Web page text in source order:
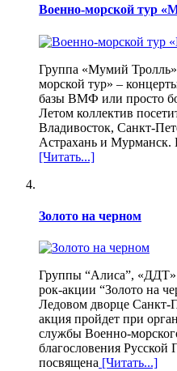
Военно-морской тур
Группа «Мумий Тролль»
морской тур» –
базы ВМФ или просто
Летом коллектив
Владивосток, Санкт-
Астрахань и Мурманск.
[Читать...]
Золото на черном
Группы “Алиса”,
рок-акции “Золото на
Ледовом дворце Санкт-
акция пройдет при
службы Военно-
благословения Русской
посвящена [Читать...]